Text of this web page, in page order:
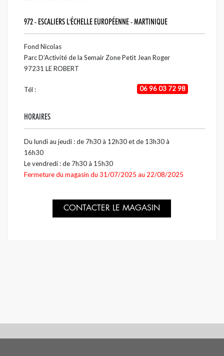
972 - ESCALIERS L'ÉCHELLE EUROPÉENNE - MARTINIQUE
Fond Nicolas
Parc D’Activité de la Semair Zone Petit Jean Roger
97231 LE ROBERT
Tél : 06 96 03 72 98
HORAIRES
Du lundi au jeudi : de 7h30 à 12h30et de 13h30 à
16h30
Le vendredi : de 7h30 à 15h30
Fermeture du magasin du 31/07/2025 au 22/08/2025
CONTACTER LE MAGASIN